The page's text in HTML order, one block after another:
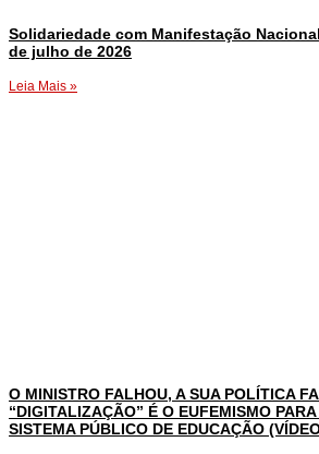
Solidariedade com Manifestação
de julho de 2026
Leia Mais »
O MINISTRO FALHOU, A SUA POLÍTICA
“DIGITALIZAÇÃO” É O EUFEMISMO
SISTEMA PÚBLICO DE EDUCAÇÃO